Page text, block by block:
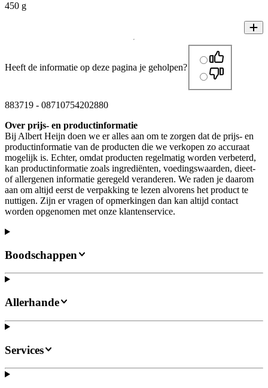
450 g
Heeft de informatie op deze pagina je geholpen?
883719 - 08710754202880
Over prijs- en productinformatie
Bij Albert Heijn doen we er alles aan om te zorgen dat de prijs- en
productinformatie van de producten die we verkopen zo accuraat
mogelijk is. Echter, omdat producten regelmatig worden verbeterd,
kan productinformatie zoals ingrediënten, voedingswaarden, dieet-
of allergenen informatie geregeld veranderen. We raden je daarom
aan om altijd eerst de verpakking te lezen alvorens het product te
nuttigen. Zijn er vragen of opmerkingen dan kan altijd contact
worden opgenomen met onze klantenservice.
Boodschappen
Allerhande
Services